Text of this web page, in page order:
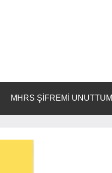
MHRS ŞIFREMI UNUTTUM